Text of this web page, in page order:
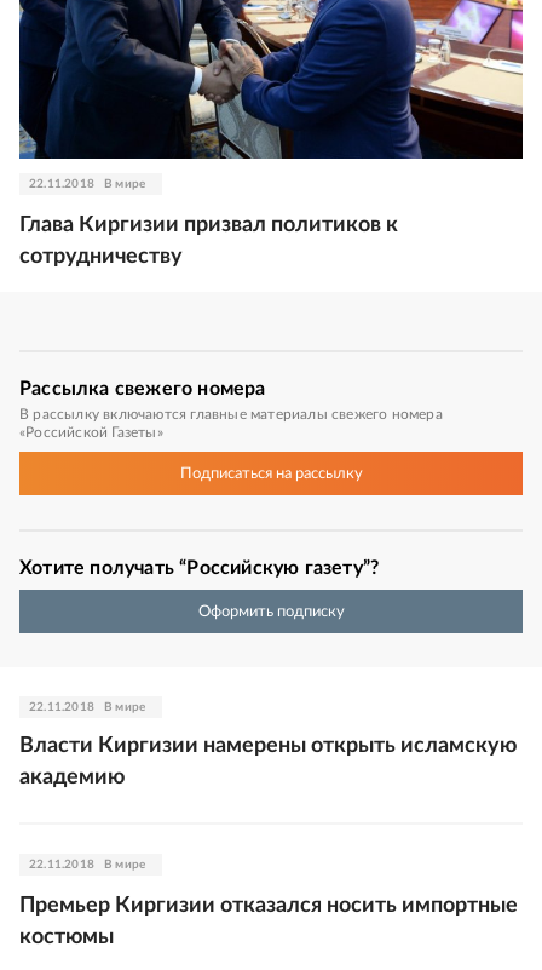
22.11.2018 В мире
Глава Киргизии призвал политиков к
сотрудничеству
Рассылка свежего номера
В рассылку включаются главные материалы свежего номера
«Российской Газеты»
Подписатьсяна рассылку
Хотите получать “Российскую газету”?
Оформить подписку
22.11.2018 В мире
Власти Киргизии намерены открыть исламскую
академию
22.11.2018 В мире
Премьер Киргизии отказался носить импортные
костюмы